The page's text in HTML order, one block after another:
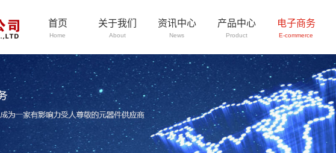
首页
Home
关于我们
About
资讯中心
News
产品中心
Product
电子商务
E-commerce